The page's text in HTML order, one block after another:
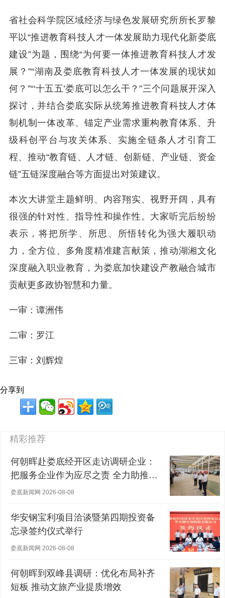
省社会科学院区域经济与绿色发展研究所所长罗黎
平以“推进教育科技人才一体发展助力现代化新娄底
建设”为题，围绕“为何要一体推进教育科技人才发
展？”“湖南及娄底教育科技人才一体发展的现状如
何？”“‘十五五’娄底可以怎么干？”三个问题展开深入
探讨，并结合娄底实际从统筹推进教育科技人才体
制机制一体改革、锚定产业需求重构教育体系、升
级科创平台与攻关体系、实施全链条人才引育工
程、推动“教育链、人才链、创新链、产业链、资金
链”五链深度融合等方面提出对策建议。
本次大讲堂主题鲜明、内容翔实、视野开阔，具有
很强的针对性、指导性和操作性。大家听完后纷纷
表示，将把所学、所思、所悟转化为强大履职动
力，全方位、多角度精准建言献策，推动湖湘文化
深度融入职业教育，为娄底加快建设产教融合城市
贡献更多政协智慧和力量。
一审：谭洲伟
二审：罗江
三审：刘辉煌
分享到
精彩推荐
何朝晖赴娄底经开区走访调研企业：
把服务企业作为应尽之责 全力助推经
营主体稳健发展
娄底新闻网 2026-08-08
华安钢宝利项目洽谈暨第四期投资备
忘录签约仪式举行
娄底新闻网 2026-08-08
何朝晖到双峰县调研：优化布局补齐
短板 推动文旅产业提质增效